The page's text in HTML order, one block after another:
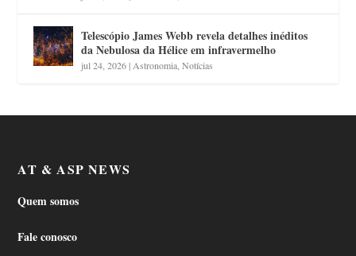
Telescópio James Webb revela detalhes inéditos
da Nebulosa da Hélice em infravermelho
jul 24, 2026| Astronomia ,Notícias
AT & ASP NEWS
Quem somos
Fale conosco